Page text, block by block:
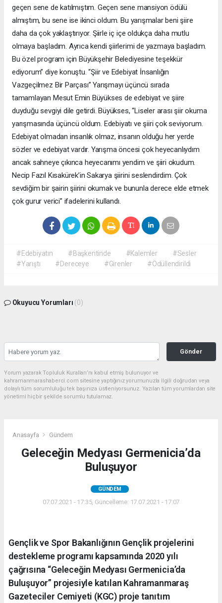
geçen sene de katılmıştım. Geçen sene mansiyon ödülü
almıştım, bu sene ise ikinci oldum. Bu yarışmalar beni şiire
daha da çok yaklaştırıyor. Şiirle iç içe oldukça daha mutlu
olmaya başladım. Ayrıca kendi şiirlerimi de yazmaya başladım.
Bu özel program için Büyükşehir Belediyesine teşekkür
ediyorum” diye konuştu. “Şiir ve Edebiyat İnsanlığın
Vazgeçilmez Bir Parçası” Yarışmayı üçüncü sırada
tamamlayan Mesut Emin Büyükses de edebiyat ve şiire
duyduğu sevgiyi dile getirdi. Büyükses, “Liseler arası şiir okuma
yarışmasında üçüncü oldum. Edebiyatı ve şiiri çok seviyorum.
Edebiyat olmadan insanlık olmaz, insanın olduğu her yerde
sözler ve edebiyat vardır. Yarışma öncesi çok heyecanlıydım
ancak sahneye çıkınca heyecanımı yendim ve şiiri okudum.
Necip Fazıl Kısakürek’in Sakarya şiirini seslendirdim. Çok
sevdiğim bir şairin şiirini okumak ve bununla derece elde etmek
çok gurur verici” ifadelerini kullandı.
#Edebiyatın #Başkentinde #Kalemler
#Sesler
#Yarıştı
#Dereceye #Girenler #Ödüllendirildi
Okuyucu Yorumları (0)
Gönder
Yorum yazarak Topluluk Kuralları’nı kabul etmiş bulunuyor ve
kahramanmarashaberci.com sitesine yaptığınız yorumunuzla ilgili doğrudan veya
dolaylı tüm sorumluluğu tek başınıza üstleniyorsunuz. Yazılan tüm yorumlardan site
yönetimi hiçbir şekilde sorumlu tutulamaz.
Anasayfa Gündem
Geleceğin Medyası Germenicia’da
Buluşuyor
GÜNDEM
07.07.2021 - 17:35, Güncelleme: 17.07.2021 - 17:07
Gençlik ve Spor Bakanlığının Gençlik projelerini
destekleme programı kapsamında 2020 yılı
çağrısına “Geleceğin Medyası Germenicia’da
Buluşuyor” projesiyle katılan Kahramanmaraş
Gazeteciler Cemiyeti (KGC) proje tanıtım